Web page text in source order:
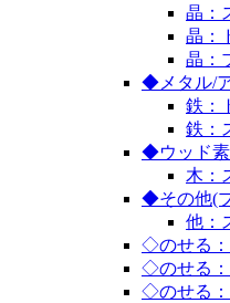
晶：
晶：
晶：
◆メタル/
鉄：
鉄：
◆ウッド
木：
◆その他(
他：
◇のせる：
◇のせる：
◇のせる：